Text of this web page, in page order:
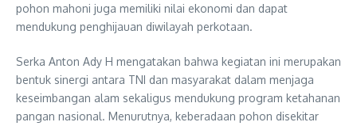
pohon mahoni juga memiliki nilai ekonomi dan dapat
mendukung penghijauan diwilayah perkotaan.
Serka Anton Ady H mengatakan bahwa kegiatan ini merupakan
bentuk sinergi antara TNI dan masyarakat dalam menjaga
keseimbangan alam sekaligus mendukung program ketahanan
pangan nasional. Menurutnya, keberadaan pohon disekitar